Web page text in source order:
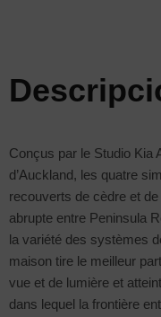
Conçus par le Studio Kia
d’Auckland, les quatre
recouverts de cèdre et
abrupte entre Peninsula
la variété des systèmes
maison tire le meilleur
vue et de lumière et
dans lequel la frontière